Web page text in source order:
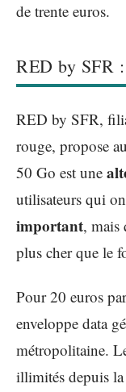
de trente euros.
RED by SFR
RED by SFR,
rouge, propose
50 Go est une
utilisateurs qui
important, mais
plus cher que le
Pour 20 euros
enveloppe data
métropolitaine.
illimités depuis